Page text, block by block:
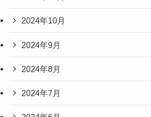
2024年10月
2024年9月
2024年8月
2024年7月